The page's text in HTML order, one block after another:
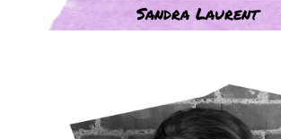
Sandra Laurent